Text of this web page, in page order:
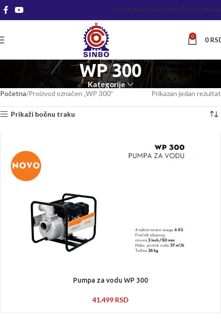
O NAMASERVISKORISNIČKA PODRŠKA
0 0
WP 300
Kategorije
Početna Proizvod označen „WP 300“ Prikazan jedan rezultat
Prikaži bočnu traku
Pumpa za vodu WP 300
41.499 RSD